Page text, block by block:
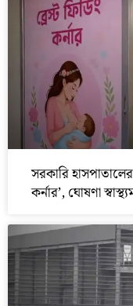
সরকারি
কর্নার’, ঘোষণা